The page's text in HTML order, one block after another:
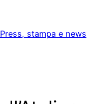
stampa e news